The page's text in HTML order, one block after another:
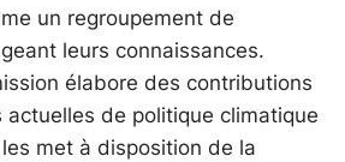
un regroupement de
leurs connaissances.
élabore des contributions
actuelles de politique climatique
met à disposition de la